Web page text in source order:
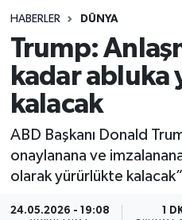
HABERLER DÜNYA
Trump:
kadar
kalacak
ABD Başkanı Donald
onaylanana ve
olarak yürürlükte
24.05.2026 - 19:08 1
Politika
Spor
Ekonomi
Sağlık
Magazin
Süper Lig Puan
Tüm Manşetler
Son Dakika Haberleri
Haber Arşivi